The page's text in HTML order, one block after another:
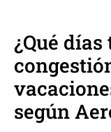
¿Qué
según